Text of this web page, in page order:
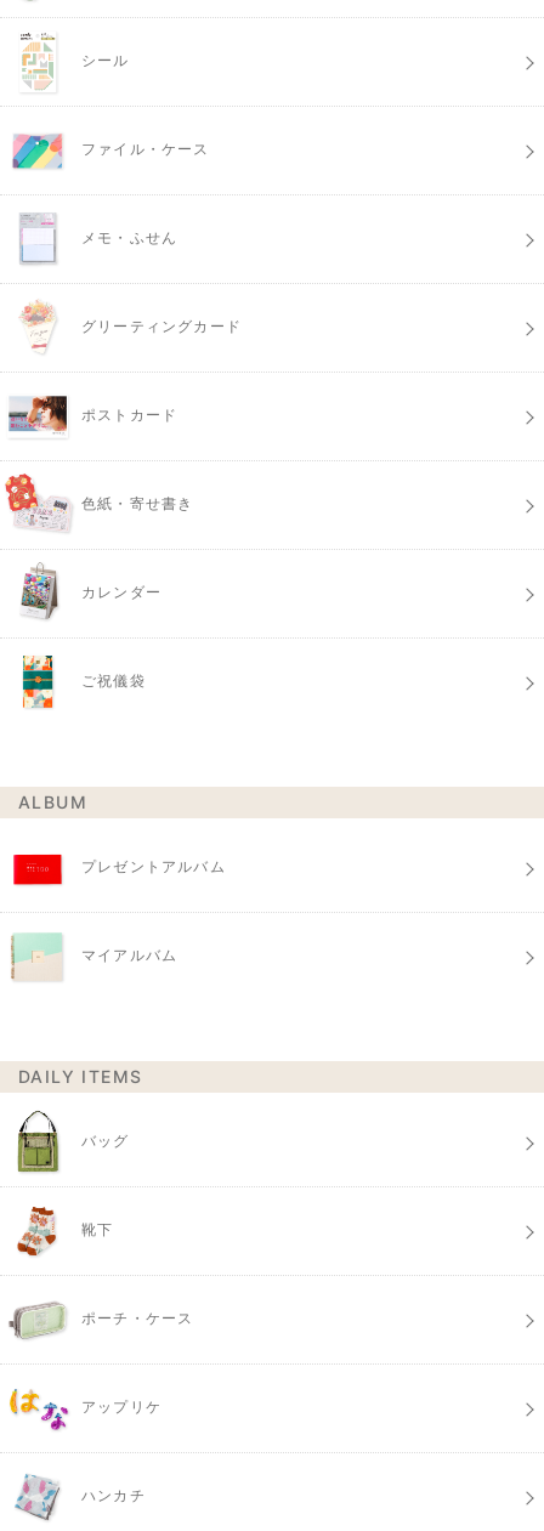
シール
ファイル・ケース
メモ・ふせん
グリーティングカード
ポストカード
色紙・寄せ書き
カレンダー
ご祝儀袋
ALBUM
プレゼントアルバム
マイアルバム
DAILY ITEMS
バッグ
靴下
ポーチ・ケース
アップリケ
ハンカチ